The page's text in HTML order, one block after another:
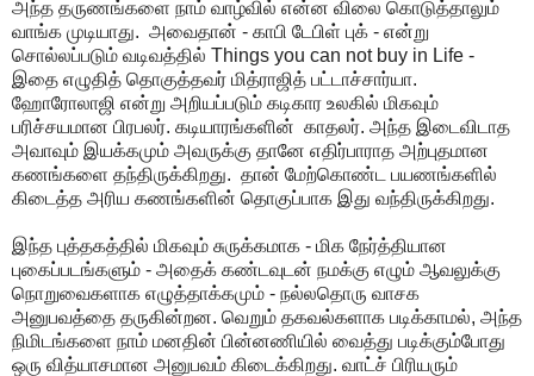
அந்த தருணங்களை நாம் வாழ்வில் என்ன விலை கொடுத்தாலும்
வாங்க முடியாது. அவைதான் - காபி டேபிள் புக் - என்று
சொல்லப்படும் வடிவத்தில் Things you can not buy in Life -
இதை எழுதித் தொகுத்தவர் மித்ராஜித் பட்டாச்சார்யா.
ஹோரோலாஜி என்று அறியப்படும் கடிகார உலகில் மிகவும்
பரிச்சயமான பிரபலர். கடியாரங்களின் காதலர். அந்த இடைவிடாத
அவாவும் இயக்கமும் அவருக்கு தானே எதிர்பாராத அற்புதமான
கணங்களை தந்திருக்கிறது. தான் மேற்கொண்ட பயணங்களில்
கிடைத்த அரிய கணங்களின் தொகுப்பாக இது வந்திருக்கிறது.
இந்த புத்தகத்தில் மிகவும் சுருக்கமாக - மிக நேர்த்தியான
புகைப்படங்களும் - அதைக் கண்டவுடன் நமக்கு எழும் ஆவலுக்கு
நொறுவைகளாக எழுத்தாக்கமும் - நல்லதொரு வாசக
அனுபவத்தை தருகின்றன. வெறும் தகவல்களாக படிக்காமல், அந்த
நிமிடங்களை நாம் மனதின் பின்னணியில் வைத்து படிக்கும்போது
ஒரு வித்யாசமான அனுபவம் கிடைக்கிறது. வாட்ச் பிரியரும்